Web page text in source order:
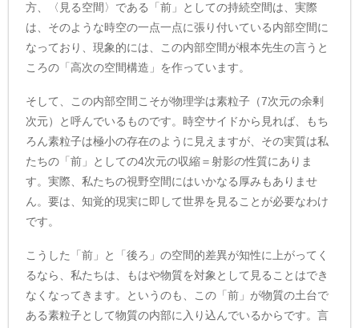
方、〈見る空間〉である「前」としての持続空間は、実際
は、そのような時空の一点一点に張り付いている内部空間に
なっており、現象的には、この内部空間が根本先生の言うと
ころの「高次の空間構造」を作っています。
そして、この内部空間こそが物理学は素粒子（7次元の余剰
次元）と呼んでいるものです。時空サイドから見れば、もち
ろん素粒子は極小の存在のように見えますが、その実質は私
たちの「前」としての4次元の収縮＝射影の性質にありま
す。実際、私たちの視野空間にはいかなる厚みもありませ
ん。要は、知覚的現実に即して世界を見ることが必要なわけ
です。
こうした「前」と「後ろ」の空間的差異が知性に上がってく
るなら、私たちは、もはや物質を対象として見ることはでき
なくなってきます。というのも、この「前」が物質の土台で
ある素粒子として物質の内部に入り込んでいるからです。言